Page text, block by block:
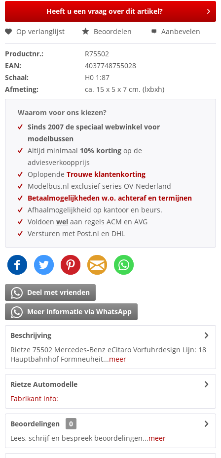
Heeft u een vraag over dit artikel?
Op verlanglijst Beoordelen Aanbevelen
Productnr.:
R75502
EAN:
4037748755028
Schaal:
H0 1:87
Afmeting:
ca. 15 x 5 x 7 cm. (lxbxh)
Waarom voor ons kiezen?
Sinds 2007 de speciaal webwinkel voor
modelbussen
Altijd minimaal 10% korting op de
adviesverkoopprijs
Oplopende Trouwe klantenkorting
Modelbus.nl exclusief series OV-Nederland
Betaalmogelijkheden w.o. achteraf en termijnen
Afhaalmogelijkheid op kantoor en beurs.
Voldoen wel aan regels ACM en AVG
Versturen met Post.nl en DHL
Deel met vrienden
Meer informatie via WhatsApp
Beschrijving
Rietze 75502 Mercedes-Benz eCitaro Vorfuhrdesign Lijn: 18
Hauptbahnhof Formneuheit...meer
Rietze Automodelle
Fabrikant info:
Beoordelingen
0
Lees, schrijf en bespreek beoordelingen...meer